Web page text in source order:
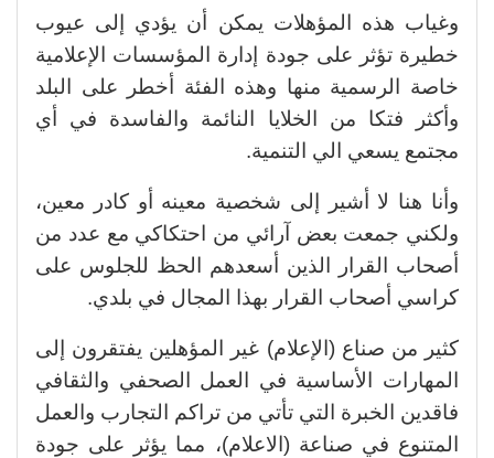
وغياب هذه المؤهلات يمكن أن يؤدي إلى عيوب
خطيرة تؤثر على جودة إدارة المؤسسات الإعلامية
خاصة الرسمية منها وهذه الفئة أخطر على البلد
وأكثر فتكا من الخلايا النائمة والفاسدة في أي
مجتمع يسعي الي التنمية.
وأنا هنا لا أشير إلى شخصية معينه أو كادر معين،
ولكني جمعت بعض آرائي من احتكاكي مع عدد من
أصحاب القرار الذين أسعدهم الحظ للجلوس على
كراسي أصحاب القرار بهذا المجال في بلدي.
كثير من صناع (الإعلام) غير المؤهلين يفتقرون إلى
المهارات الأساسية في العمل الصحفي والثقافي
فاقدين الخبرة التي تأتي من تراكم التجارب والعمل
المتنوع في صناعة (الاعلام)، مما يؤثر على جودة